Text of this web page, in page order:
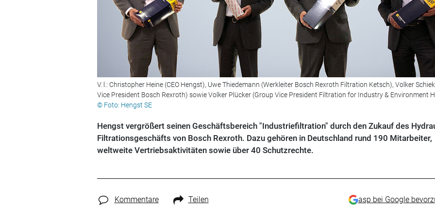
V. l.: Christopher Heine (CEO Hengst), Uwe Thiedemann (Werkleiter Bosch Rexroth Filtration Ketsch), Volker
Vice President Bosch Rexroth) sowie Volker Plücker (Group Vice President Filtration for Industry & Environment
© Foto: Hengst SE
Hengst vergrößert seinen Geschäftsbereich "Industriefiltration" durch den Zukauf des
Filtrationsgeschäfts von Bosch Rexroth. Dazu gehören in Deutschland rund 190 Mitarbeiter,
weltweite Vertriebsaktivitäten sowie über 40 Schutzrechte.
Kommentare Teilen asp bei Google